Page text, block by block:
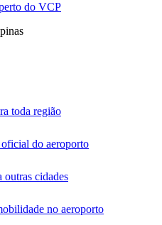
do VCP
toda região
do aeroporto
outras cidades
no aeroporto